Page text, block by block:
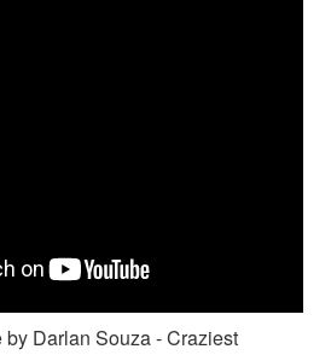
Darlan Souza - Craziest